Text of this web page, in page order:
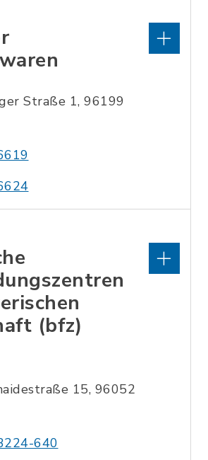
Straße 1, 96199
(bfz)
15, 96052
640